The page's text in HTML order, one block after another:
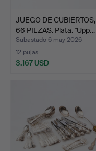
JUEGO DE CUBIERTOS,
66 PIEZAS. Plata. "Upp…
Subastado 6 may 2026
12 pujas
3.167 USD